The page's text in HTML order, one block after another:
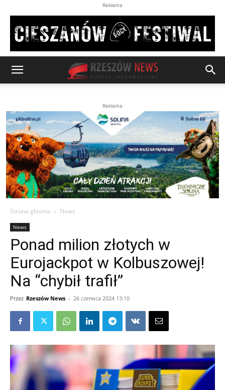
Reklama
Reklama
Strona główna News
News
Ponad milion złotych w
Eurojackpot w Kolbuszowej!
Na “chybił trafił”
Przez Rzeszów News - 26 czerwca 2024 13:10